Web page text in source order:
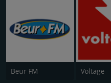
Beur FM Voltage